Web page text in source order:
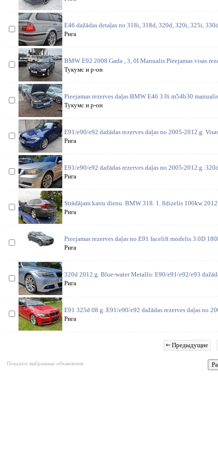
E46 dažādas detaļas no 318i, 318d, 320d, 320i, 325i,
Рига
BMW E92 2008 Gada , 3, 0I Manualis Pieejamas visas
Тукумс и р-он
Pieejamas rezerves daļas BMW E46 3.0i m54b30
Тукумс и р-он
E91/e90/e92 dažādas rezerves daļas no 2005-2012.g.
Рига
E91/e90/e92 dažādas rezerves daļas no 2005-2012.g.
Рига
Strādājam katru dienu. BMW 318. 1. 8dizelis 100kw
Рига
Pieejamas rezerves daļas no E91 facelift modelis 3.0D
Рига
320d 2012.g. Blue-water Metallic E90/e91/e92/e93
Рига
E91 325d 08.g. E91/e90/e92 dažādas rezerves daļas no
Рига
Предыдущие
Показать выбранные объявления